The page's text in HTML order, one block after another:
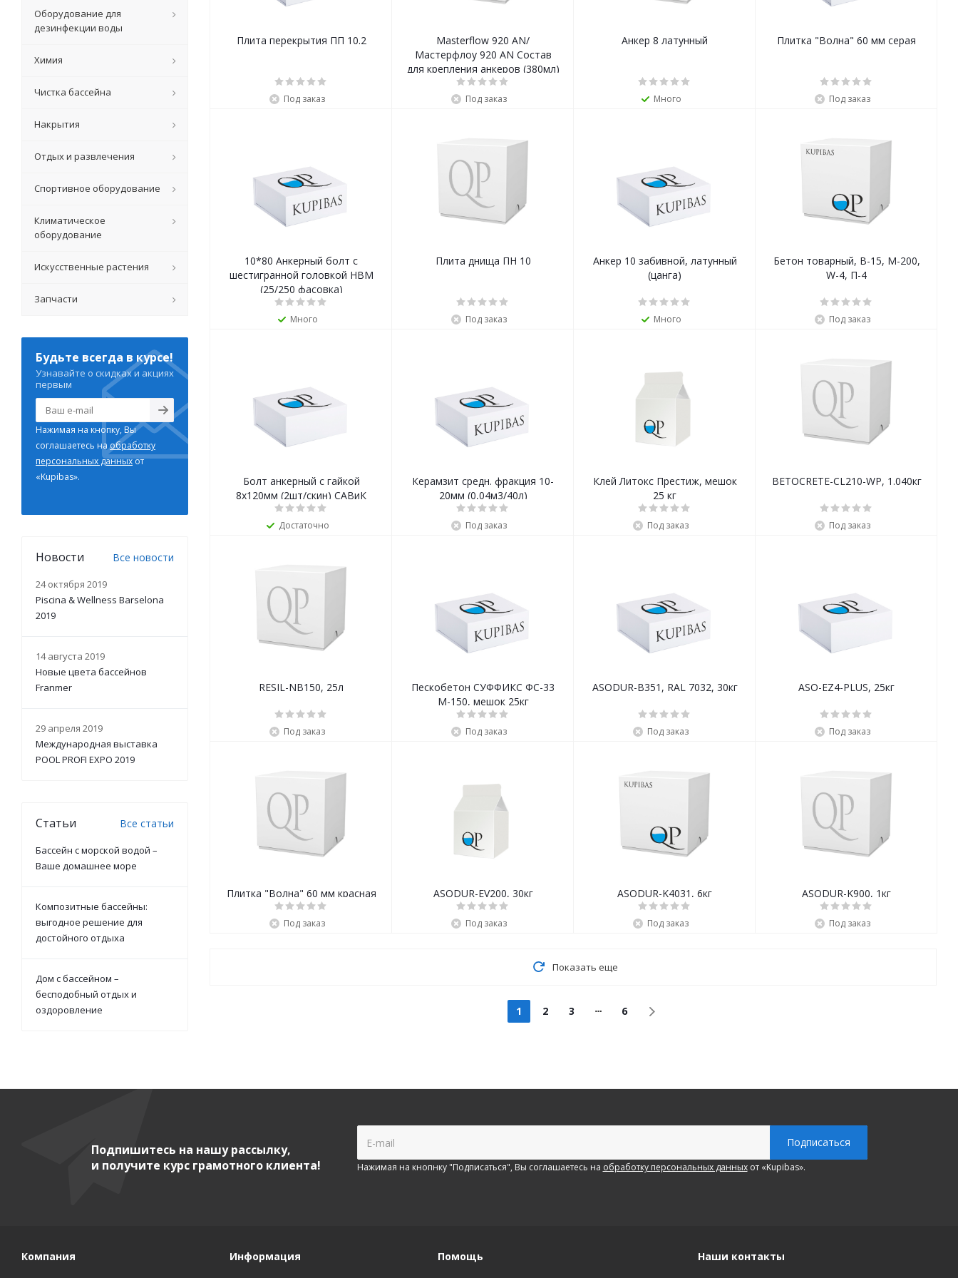
Плита перекрытия ПП 10.2
Под заказ
Masterflow 920 AN/
Мастерфлоу 920 AN Состав
для крепления анкеров (380мл)
Под заказ
Анкер 8 латунный
Много
Плитка "Волна" 60 мм серая
Под заказ
10*80 Анкерный болт с
шестигранной головкой HBM
(25/250 фасовка)
Много
Плита днища ПН 10
Под заказ
Анкер 10 забивной, латунный
(цанга)
Много
Бетон товарный, B-15, М-200,
W-4, П-4
Под заказ
Болт анкерный с гайкой
8х120мм (2шт/скин) САВиК
Достаточно
Керамзит средн. фракция 10-
20мм (0,04м3/40л)
Под заказ
Клей Литокс Престиж, мешок
25 кг
Под заказ
BETOCRETE-CL210-WP, 1.040кг
Под заказ
RESIL-NB150, 25л
Под заказ
Пескобетон СУФФИКС ФС-33
М-150, мешок 25кг
Под заказ
ASODUR-B351, RAL 7032, 30кг
Под заказ
ASO-EZ4-PLUS, 25кг
Под заказ
Плитка "Волна" 60 мм красная
Под заказ
ASODUR-EV200, 30кг
Под заказ
ASODUR-K4031, 6кг
Под заказ
ASODUR-K900, 1кг
Под заказ
Показать еще
1 2 3 6
Оборудование для
дезинфекции воды
Химия
Чистка бассейна
Накрытия
Отдых и развлечения
Спортивное оборудование
Климатическое
оборудование
Искусственные растения
Запчасти
Будьте всегда в курсе!
Узнавайте о скидках и акциях
первым
Нажимая на кнопку, Вы
соглашаетесь наобработку
персональных данныхот
«Kupibas».
Новости Все новости
24 октября 2019
Piscina & Wellness Barselona
2019
14 августа 2019
Новые цвета бассейнов
Franmer
29 апреля 2019
Международная выставка
POOL PROFI EXPO 2019
Статьи Все статьи
Бассейн с морской водой –
Ваше домашнее море
Композитные бассейны:
выгодное решение для
достойного отдыха
Дом с бассейном –
бесподобный отдых и
оздоровление
Подпишитесь на нашу рассылку,
и получите курс грамотного клиента!
Нажимая на кнопнку "Подписаться", Вы соглашаетесь на обработку персональных данныхот «Kupibas».
Компания Информация Помощь Наши контакты